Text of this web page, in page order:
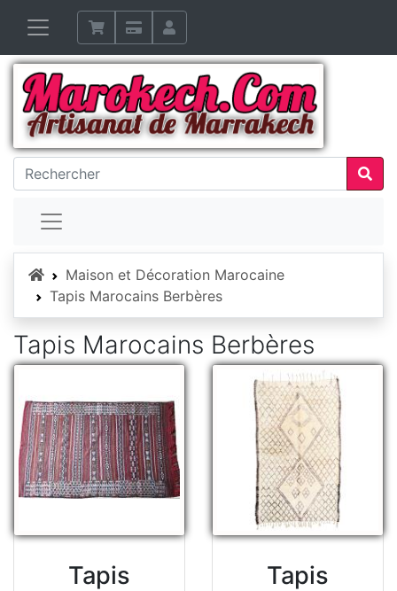
AccueilMaison et Décoration Marocaine
Tapis Marocains Berbères
Tapis Marocains Berbères
Tapis
Tapis